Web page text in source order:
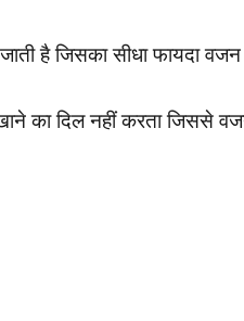
है जिसका सीधा फायदा
का दिल नहीं करता जिससे